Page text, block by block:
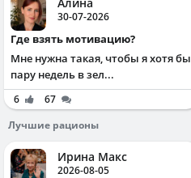
30-07-2026
Где взять мотивацию?
Мне нужна такая, чтобы я хотя бы
пару недель в зел...
6
67
Лучшие рационы
Ирина Макс
2026-08-05